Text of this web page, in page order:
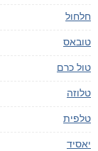
חלחול
טובאס
טול כרם
טלוזה
טלפית
יאסיד